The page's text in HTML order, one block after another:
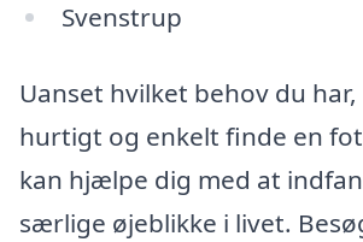
Svenstrup
Uanset hvilket behov du har,
hurtigt og enkelt finde en
kan hjælpe dig med at
særlige øjeblikke i livet.